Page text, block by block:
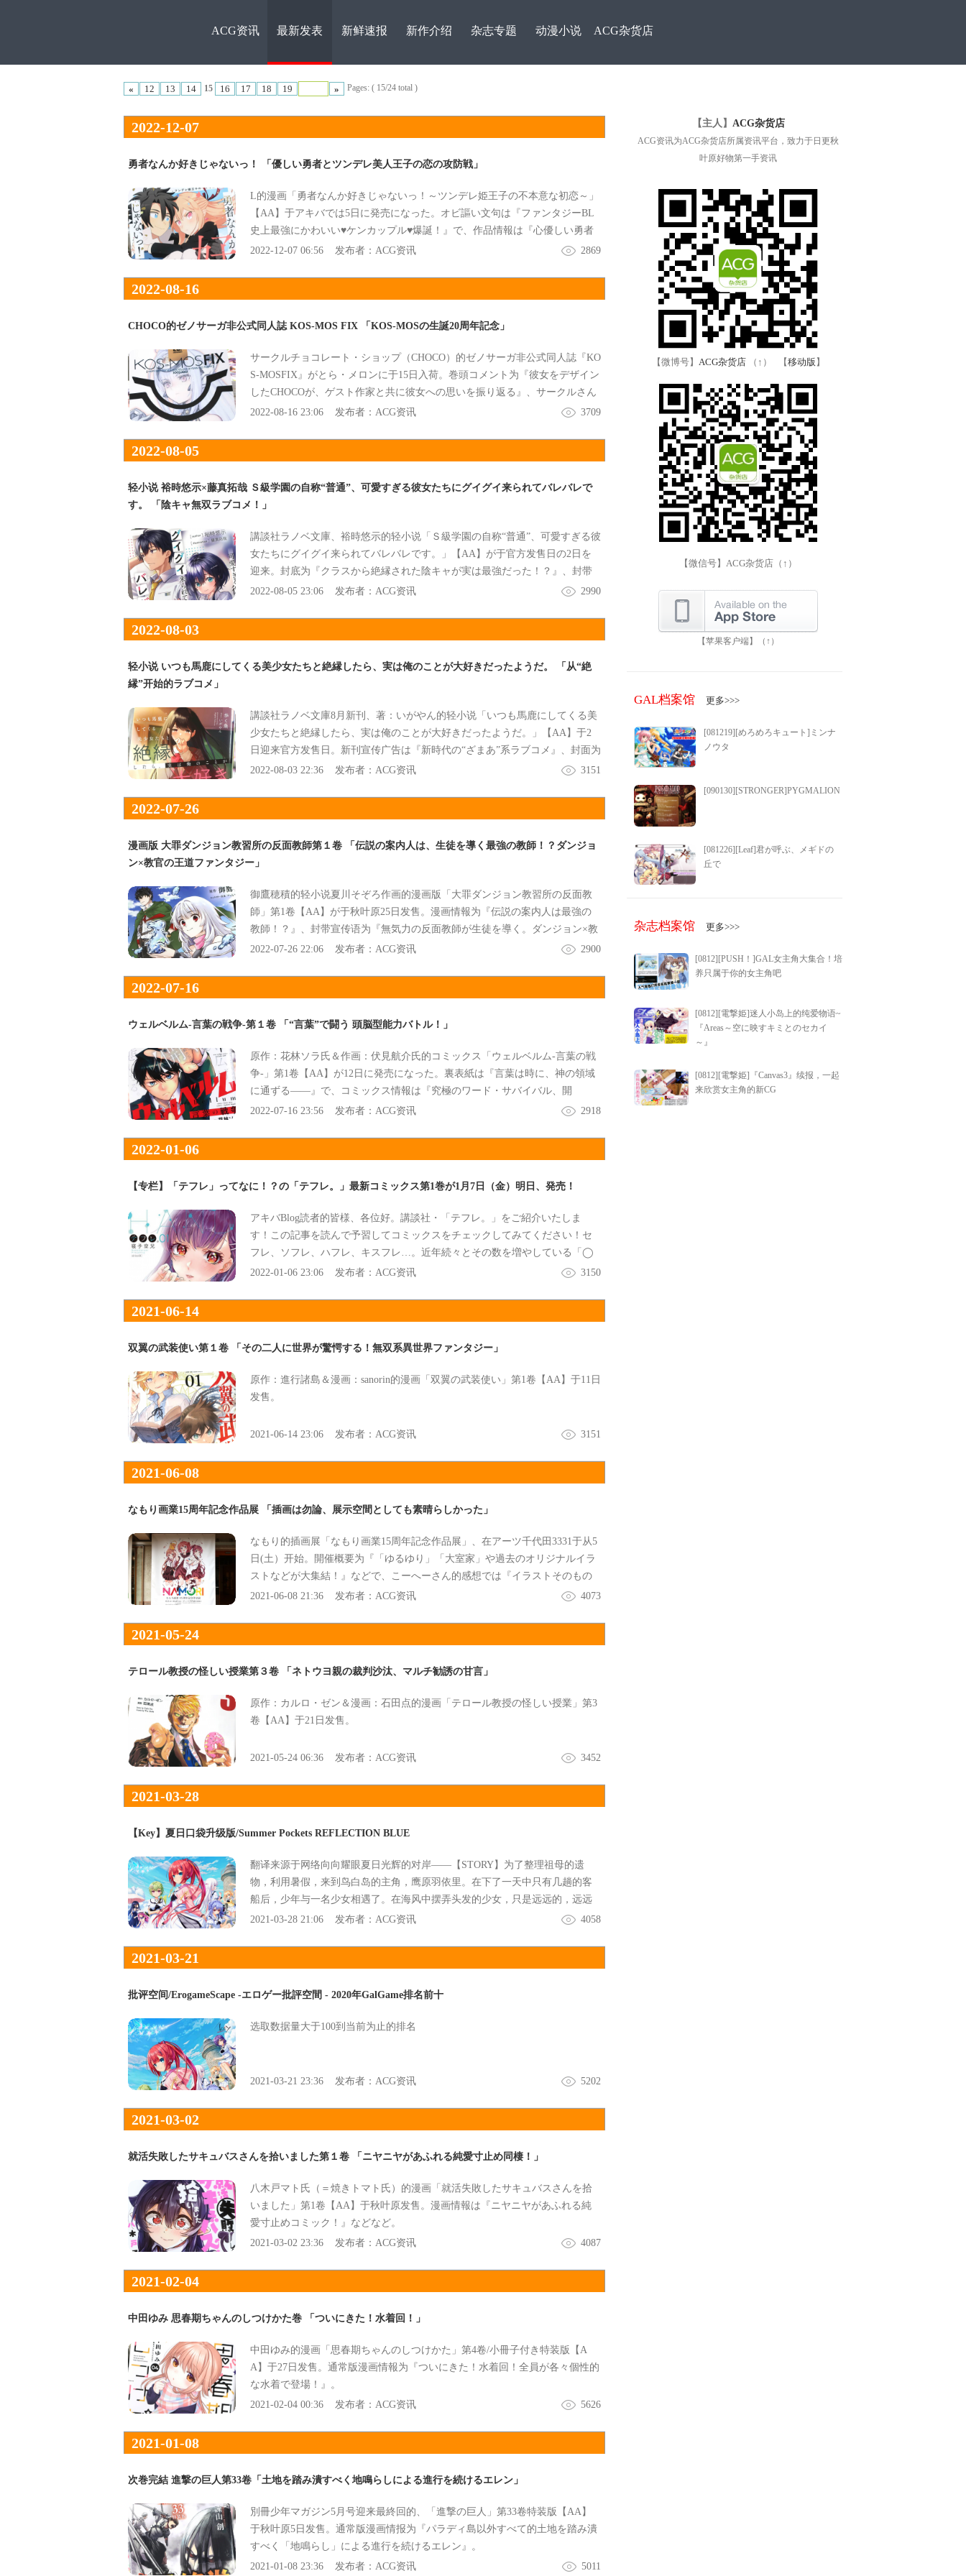
ACG资
讯
ACG资讯 最新发表 新鲜速报 新作介绍 杂志专题 动漫小说 ACG杂货店
« 12 13 14 15 16 17 18 19 » Pages: ( 15/24 total )
2022-12-07
勇者なんか好きじゃないっ！ 「優しい勇者とツンデレ美人王子の恋の攻防戦」
L的漫画「勇者なんか好きじゃないっ！～ツンデレ姫王子の不本意な初恋～」
【AA】于アキバでは5日に発売になった。オビ謳い文句は『ファンタジーBL
史上最強にかわいい♥ケンカップル♥爆誕！』で、作品情報は『心優しい勇者
とツンデレ美人王子の恋の攻防戦』。
2022-12-07 06:56 发布者： ACG资讯 2869
2022-08-16
CHOCO的ゼノサーガ非公式同人誌 KOS-MOS FIX 「KOS-MOSの生誕20周年記念」
サークルチョコレート・ショップ（CHOCO）的ゼノサーガ非公式同人誌『KO
S-MOSFIX』がとら・メロンに于15日入荷。巻頭コメント为『彼女をデザイン
したCHOCOが、ゲスト作家と共に彼女への思いを振り返る』、サークルさん
的コメント为『KOS-MOSの生誕20周年記念アンソロジーイラスト集』。
2022-08-16 23:06 发布者： ACG资讯 3709
2022-08-05
轻小说 裕時悠示×藤真拓哉 Ｓ級学園の自称“普通”、可愛すぎる彼女たちにグイグイ来られてバレバレで
す。 「陰キャ無双ラブコメ！」
講談社ラノベ文庫、裕時悠示的轻小说「Ｓ級学園の自称“普通”、可愛すぎる彼
女たちにグイグイ来られてバレバレです。」【AA】が于官方发售日の2日を
迎来。封底为『クラスから絶縁された陰キャが実は最強だった！？』、封带
为『裕時悠示×藤真拓哉が贈る「陰キャ無双」ラブコメ、開幕！』。
2022-08-05 23:06 发布者： ACG资讯 2990
2022-08-03
轻小说 いつも馬鹿にしてくる美少女たちと絶縁したら、実は俺のことが大好きだったようだ。 「从“絶
縁”开始的ラブコメ」
講談社ラノベ文庫8月新刊、著：いがやん的轻小说「いつも馬鹿にしてくる美
少女たちと絶縁したら、実は俺のことが大好きだったようだ。」【AA】于2
日迎来官方发售日。新刊宣传广告は『新時代の“ざまあ”系ラブコメ』、封面为
『从“絶縁”开始的ラブコメ』になってた。
2022-08-03 22:36 发布者： ACG资讯 3151
2022-07-26
漫画版 大罪ダンジョン教習所の反面教師第１卷 「伝説の案内人は、生徒を導く最強の教師！？ダンジョ
ン×教官の王道ファンタジー」
御鷹穂積的轻小说夏川そぞろ作画的漫画版「大罪ダンジョン教習所の反面教
師」第1卷【AA】が于秋叶原25日发售。漫画情報为『伝説の案内人は最強の
教師！？』、封带宣传语为『無気力の反面教師が生徒を導く。ダンジョン×教
官の王道ファンタジー』だった。
2022-07-26 22:06 发布者： ACG资讯 2900
2022-07-16
ウェルベルム-言葉の戦争-第１卷 「“言葉”で闘う 頭脳型能力バトル！」
原作：花林ソラ氏＆作画：伏見航介氏的コミックス「ウェルベルム-言葉の戦
争-」第1卷【AA】が12日に発売になった。裏表紙は『言葉は時に、神の領域
に通ずる――』で、コミックス情報は『究極のワード・サバイバル、開
幕！』、『“言葉”で闘う頭脳型能力バトル！』などになってる。
2022-07-16 23:56 发布者： ACG资讯 2918
2022-01-06
【专栏】「テフレ」ってなに！？の「テフレ。」最新コミックス第1巻が1月7日（金）明日、発売！
アキバBlog読者的皆様、各位好。講談社・「テフレ。」をご紹介いたしま
す！この記事を読んで予習してコミックスをチェックしてみてください！セ
フレ、ソフレ、ハフレ、キスフレ…。近年続々とその数を増やしている「◯
◯フレ」。そんなフレンズに新たな仲間が…！其名为「テフレ」。セフレで
開される本編をぜひチェックしてみてください！
2022-01-06 23:06 发布者： ACG资讯 3150
2021-06-14
双翼の武装使い第１卷 「その二人に世界が驚愕する！無双系異世界ファンタジー」
原作：進行諸島＆漫画：sanorin的漫画「双翼の武装使い」第1卷【AA】于11日
发售。
2021-06-14 23:06 发布者： ACG资讯 3151
2021-06-08
なもり画業15周年記念作品展 「插画は勿論、展示空間としても素晴らしかった」
なもり的插画展「なもり画業15周年記念作品展」、在アーツ千代田3331于从5
日(土）开始。開催概要为『「ゆるゆり」「大室家」や過去のオリジナルイラ
ストなどが大集結！』などで、こーへーさん的感想では『イラストそのもの
は勿論、展示空間としても素晴らしかった』などなど。
2021-06-08 21:36 发布者： ACG资讯 4073
2021-05-24
テロール教授の怪しい授業第３卷 「ネトウヨ親の裁判沙汰、マルチ勧誘の甘言」
原作：カルロ・ゼン＆漫画：石田点的漫画「テロール教授の怪しい授業」第3
卷【AA】于21日发售。
2021-05-24 06:36 发布者： ACG资讯 3452
2021-03-28
【Key】夏日口袋升级版/Summer Pockets REFLECTION BLUE
翻译来源于网络向向耀眼夏日光辉的对岸——【STORY】为了整理祖母的遗
物，利用暑假，来到鸟白岛的主角，鹰原羽依里。在下了一天中只有几趟的客
船后，少年与一名少女相遇了。在海风中摆弄头发的少女，只是远远的，远远
的，眺望着那海与天的蔚蓝境界线，一动不动。回过神来时，少女已经消失，
整理来。在整理祖母遗物的过程中，逐渐回忆起儿时记忆的羽依里，并且在初
住时，体会不到的自然生活，那是我们忘却在童年，令人怀念而又眷恋的，淳
朴岁月。与看海的少女相遇。同寻蝶的少女相会。跟探找回忆和海盗船的少女
闹的新的同伴们——啊，啊，要是这样的暑假，能够永远这么继续下去，就好
了。此时，少年不禁，这样想到。
2021-03-28 21:06 发布者： ACG资讯 4058
2021-03-21
批评空间/ErogameScape -エロゲー批評空間 - 2020年GalGame排名前十
选取数据量大于100到当前为止的排名
2021-03-21 23:36 发布者： ACG资讯 5202
2021-03-02
就活失敗したサキュバスさんを拾いました第１卷 「ニヤニヤがあふれる純愛寸止め同棲！」
八木戸マト氏（＝焼きトマト氏）的漫画「就活失敗したサキュバスさんを拾
いました」第1卷【AA】于秋叶原发售。漫画情報は『ニヤニヤがあふれる純
愛寸止めコミック！』などなど。
2021-03-02 23:36 发布者： ACG资讯 4087
2021-02-04
中田ゆみ 思春期ちゃんのしつけかた巻 「ついにきた！水着回！」
中田ゆみ的漫画「思春期ちゃんのしつけかた」第4卷/小冊子付き特装版【A
A】于27日发售。通常版漫画情報为『ついにきた！水着回！全員が各々個性的
な水着で登場！』。
2021-02-04 00:36 发布者： ACG资讯 5626
2021-01-08
次巻完結 進撃の巨人第33卷「土地を踏み潰すべく地鳴らしによる進行を続けるエレン」
別冊少年マガジン5月号迎来最終回的、「進撃の巨人」第33卷特装版【AA】
于秋叶原5日发售。通常版漫画情报为『パラディ島以外すべて的土地を踏み潰
すべく「地鳴らし」による進行を続けるエレン』。
2021-01-08 23:36 发布者： ACG资讯 5011
【主人】 ACG杂货店
ACG资讯为ACG杂货店所属资讯平台，致力于日更秋
叶原好物第一手资讯
【微博号】 ACG杂货店 （↑） 【移动版 】
【微信号】ACG杂货店（↑）
【苹果客户端】（↑）
GAL档案馆 更多>>>
[081219][めろめろキュート]ミンナ
ノウタ
[090130][STRONGER]PYGMALION
[081226][Leaf]君が呼ぶ、メギドの
丘で
杂志档案馆 更多>>>
[0812][PUSH！]GAL女主角大集合！培
养只属于你的女主角吧
[0812][電撃姫]迷人小岛上的纯爱物语~
『Areas～空に映すキミとのセカイ
～』
[0812][電撃姫]『Canvas3』续报，一起
来欣赏女主角的新CG